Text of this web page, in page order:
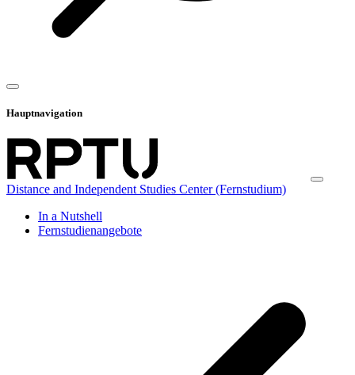
Hauptnavigation
Distance and Independent Studies Center (Fernstudium)
In a Nutshell
Fernstudienangebote